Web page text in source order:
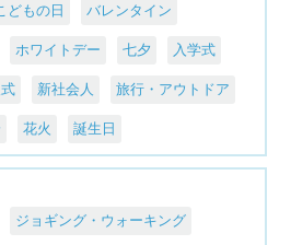
どもの日 バレンタイン
ホワイトデー 七夕 入学式
新社会人 旅行・アウトドア
花火 誕生日
ジョギング・ウォーキング